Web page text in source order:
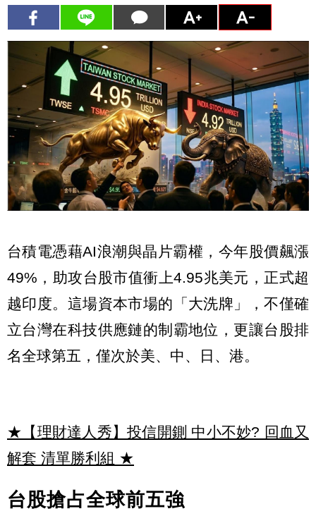
台積電憑藉AI浪潮與晶片霸權，今年股價飆漲
49%，助攻台股市值衝上4.95兆美元，正式超
越印度。這場資本市場的「大洗牌」，不僅確
立台灣在科技供應鏈的制霸地位，更讓台股排
名全球第五，僅次於美、中、日、港。
★【理財達人秀】投信開鍘 中小不妙? 回血又
解套 清單勝利組 ★
台股搶占全球前五強